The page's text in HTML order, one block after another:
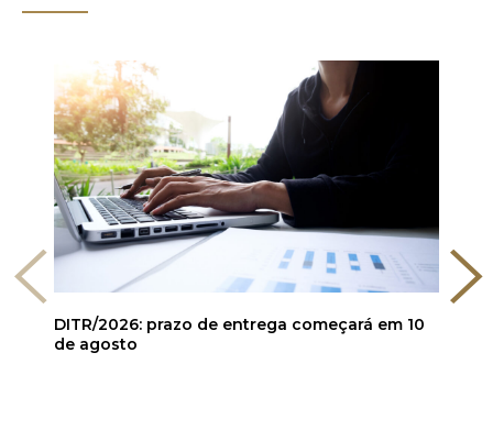
DITR/2026: prazo de entrega começará em 10
de agosto